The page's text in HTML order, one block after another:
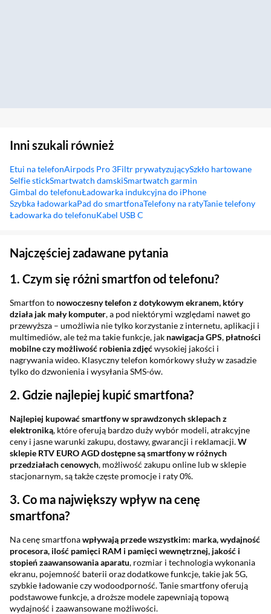
Inni szukali również
Etui na telefonAirpods Pro 3Filtr prywatyzującySzkło hartowane
Selfie stickSmartwatch damskiSmartwatch garmin
Gimbal do telefonuŁadowarka indukcyjna do iPhone
Szybka ładowarkaPad do smartfonaTelefony na ratyTanie telefony
Ładowarka do telefonuKabel USB C
Najczęściej zadawane pytania
1. Czym się różni smartfon od telefonu?
Smartfon to nowoczesny telefon z dotykowym ekranem, który
działa jak mały komputer, a pod niektórymi względami nawet go
przewyższa – umożliwia nie tylko korzystanie z internetu, aplikacji i
multimediów, ale też ma takie funkcje, jak nawigacja GPS, płatności
mobilneczy możliwość robieniazdjęćwysokiej jakości i
nagrywania wideo. Klasyczny telefon komórkowy służy w zasadzie
tylko do dzwonienia i wysyłania SMS-ów.
2. Gdzie najlepiej kupić smartfona?
Najlepiej kupować smartfony w sprawdzonych sklepach z
elektroniką, które oferują bardzo duży wybór modeli, atrakcyjne
ceny i jasne warunki zakupu, dostawy, gwarancji i reklamacji.W
sklepie RTV EURO AGD dostępne są smartfony w różnych
przedziałach cenowych, możliwość zakupu online lub w sklepie
stacjonarnym, są także częste promocje i raty 0%.
3. Co ma największy wpływ na cenę
smartfona?
Na cenę smartfonawpływają przede wszystkim: marka, wydajność
procesora, ilość pamięci RAM i pamięci wewnętrznej, jakość i
stopień zaawansowania aparatu, rozmiar i technologia wykonania
ekranu, pojemność baterii oraz dodatkowe funkcje, takie jak 5G,
szybkie ładowanie czy wodoodporność. Tanie smartfony oferują
podstawowe funkcje, a droższe modele zapewniają topową
wydajność i zaawansowane możliwości.